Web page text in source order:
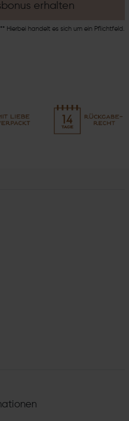
erhalten
** Hierbei handelt es sich um ein Pflichtfeld.